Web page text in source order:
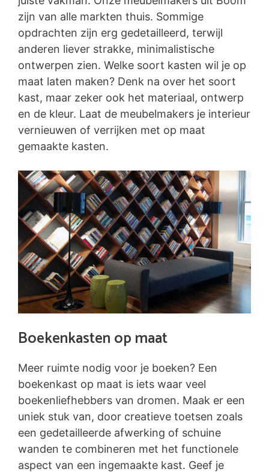
zijn van alle markten thuis. Sommige
opdrachten zijn erg gedetailleerd, terwijl
anderen liever strakke, minimalistische
ontwerpen zien. Welke soort kasten wil je op
maat laten maken? Denk na over het soort
kast, maar zeker ook het materiaal, ontwerp
en de kleur. Laat de meubelmakers je interieur
vernieuwen of verrijken met op maat
gemaakte kasten.
Boekenkasten op maat
Meer ruimte nodig voor je boeken? Een
boekenkast op maat is iets waar veel
boekenliefhebbers van dromen. Maak er een
uniek stuk van, door creatieve toetsen zoals
een gedetailleerde afwerking of schuine
wanden te combineren met het functionele
aspect van een ingemaakte kast. Geef je